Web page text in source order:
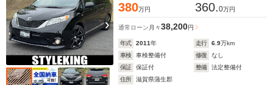
380万円 360.0万円
通常ローン 月々38,200円
年式 2011年 走行 6.9万km
車検
車検整備付 修復
なし
保証
保証付 整備
法定整備付
住所
滋賀県蒲生郡